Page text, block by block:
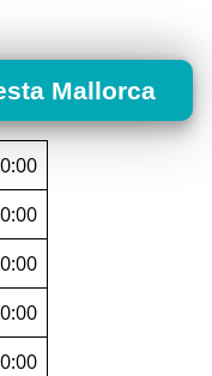
Mallorca